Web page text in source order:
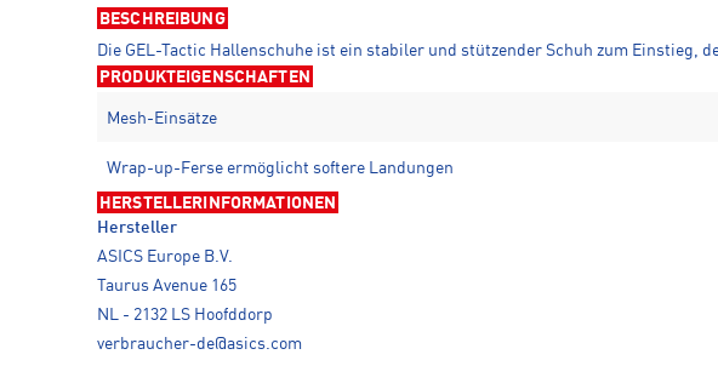
BESCHREIBUNG
Die GEL-Tactic Hallenschuhe ist ein stabiler und stützender Schuh zum Einstieg,
PRODUKTEIGENSCHAFTEN
Mesh-Einsätze
Wrap-up-Ferse ermöglicht softere Landungen
HERSTELLERINFORMATIONEN
Hersteller
ASICS Europe B.V.
Taurus Avenue 165
NL - 2132 LS Hoofddorp
verbraucher-de@asics.com